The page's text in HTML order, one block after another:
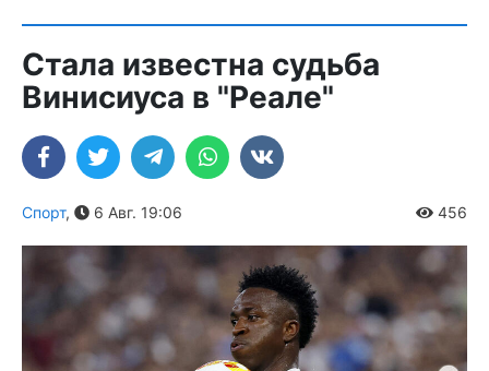
Стала известна судьба
Винисиуса в "Реале"
Спорт, 6 Авг. 19:06 456